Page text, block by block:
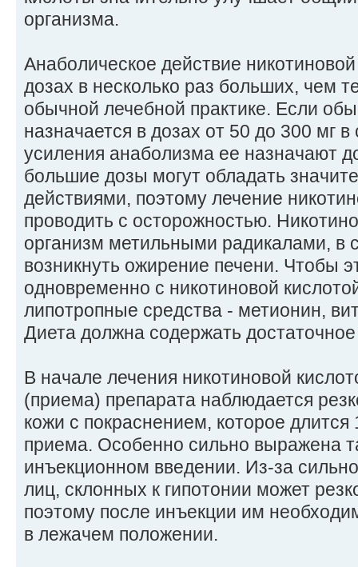
организма.
Анаболическое действие
дозах в несколько раз больших, чем
обычной лечебной практике. Если
назначается в дозах от 50 до 300 мг в
усиления анаболизма ее назначают
большие дозы могут обладать
действиями, поэтому лечение
проводить с осторожностью.
организм метильными радикалами, в
возникнуть ожирение печени. Чтобы
одновременно с никотиновой
липотропные средства - метионин,
Диета должна содержать достаточное
В начале лечения никотиновой
(приема) препарата наблюдается
кожи с покраснением, которое
приема. Особенно сильно выражена
инъекционном введении. Из-за
лиц, склонных к гипотонии может
поэтому после инъекции им
в лежачем положении.